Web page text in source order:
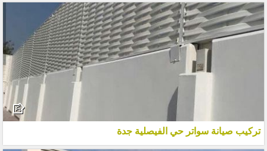
تركيب صيانة سواتر حي الفيصلية جدة